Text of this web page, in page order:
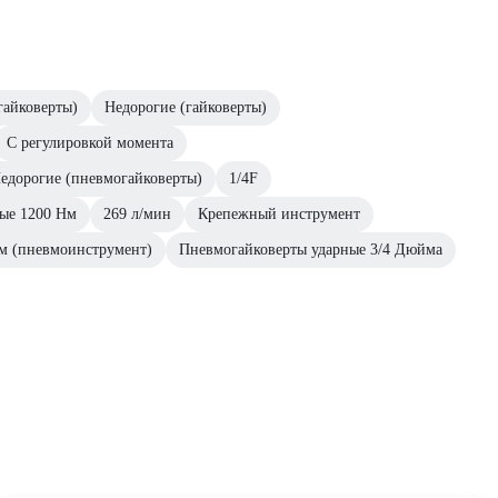
Недорогие (гайковерты)
С регулировкой момента
(пневмогайковерты) 1/4F
1200 Нм 269 л/мин Крепежный инструмент
(пневмоинструмент) Пневмогайковерты ударные 3/4 Дюйма